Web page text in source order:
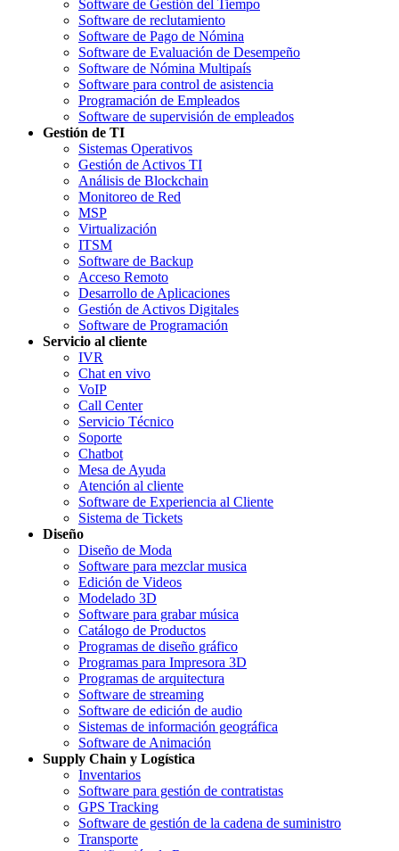
Software de Gestión del Tiempo
Software de reclutamiento
Software de Pago de Nómina
Software de Evaluación de Desempeño
Software de Nómina Multipaís
Software para control de asistencia
Programación de Empleados
Software de supervisión de empleados
Gestión de TI
Sistemas Operativos
Gestión de Activos TI
Análisis de Blockchain
Monitoreo de Red
MSP
Virtualización
ITSM
Software de Backup
Acceso Remoto
Desarrollo de Aplicaciones
Gestión de Activos Digitales
Software de Programación
Servicio al cliente
IVR
Chat en vivo
VoIP
Call Center
Servicio Técnico
Soporte
Chatbot
Mesa de Ayuda
Atención al cliente
Software de Experiencia al Cliente
Sistema de Tickets
Diseño
Diseño de Moda
Software para mezclar musica
Edición de Videos
Modelado 3D
Software para grabar música
Catálogo de Productos
Programas de diseño gráfico
Programas para Impresora 3D
Programas de arquitectura
Software de streaming
Software de edición de audio
Sistemas de información geográfica
Software de Animación
Supply Chain y Logística
Inventarios
Software para gestión de contratistas
GPS Tracking
Software de gestión de la cadena de suministro
Transporte